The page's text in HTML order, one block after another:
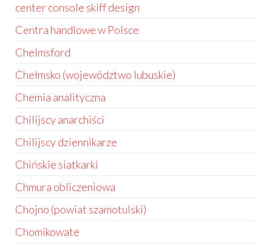
center console skiff design
Centra handlowe w Polsce
Chelmsford
Chełmsko (województwo lubuskie)
Chemia analityczna
Chilijscy anarchiści
Chilijscy dziennikarze
Chińskie siatkarki
Chmura obliczeniowa
Chojno (powiat szamotulski)
Chomikowate